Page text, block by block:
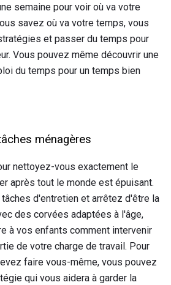
semaine pour voir où va votre
savez où va votre temps, vous
et passer du temps pour
Vous pouvez même découvrir une
du temps pour un temps bien
ménagères
nettoyez-vous exactement le
après tout le monde est épuisant.
d'entretien et arrêtez d'être la
des corvées adaptées à l'âge,
à vos enfants comment intervenir
de votre charge de travail. Pour
faire vous-même, vous pouvez
qui vous aidera à garder la